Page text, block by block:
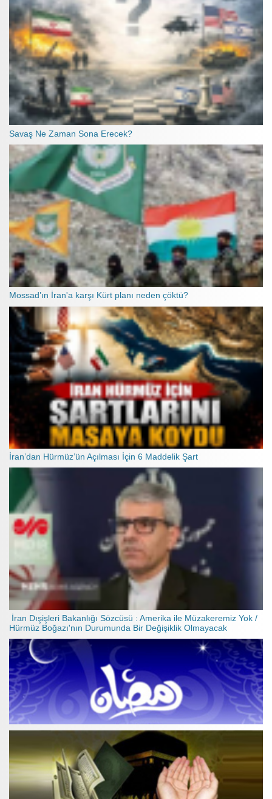
Savaş Ne Zaman Sona Erecek?
Mossad’ın İran'a karşı Kürt planı neden çöktü?
İran’dan Hürmüz’ün Açılması İçin 6 Maddelik Şart
İran Dışişleri Bakanlığı Sözcüsü : Amerika ile Müzakeremiz Yok /
Hürmüz Boğazı'nın Durumunda Bir Değişiklik Olmayacak